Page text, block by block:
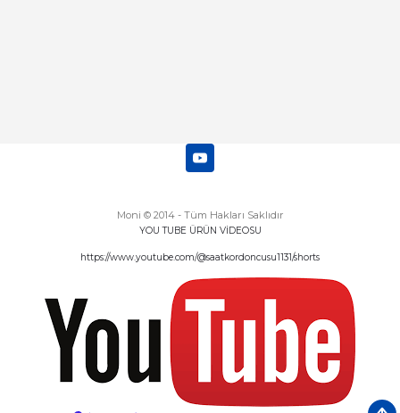
Moni © 2014 - Tüm Hakları Saklıdır
YOU TUBE ÜRÜN VİDEOSU
https://www.youtube.com/@saatkordoncusu1131/shorts